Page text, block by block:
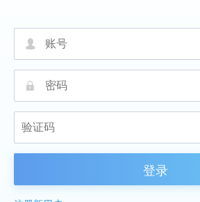
넙
끕
登录